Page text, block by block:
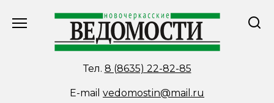
Тел. 8 (8635) 22-82-85
E-mail vedomostin@mail.ru